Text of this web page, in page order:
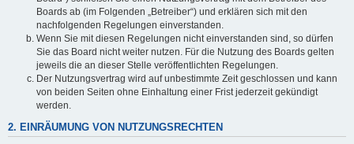
Boards ab (im Folgenden „Betreiber“) und erklären sich mit den
nachfolgenden Regelungen einverstanden.
Wenn Sie mit diesen Regelungen nicht einverstanden sind, so dürfen
Sie das Board nicht weiter nutzen. Für die Nutzung des Boards gelten
jeweils die an dieser Stelle veröffentlichten Regelungen.
Der Nutzungsvertrag wird auf unbestimmte Zeit geschlossen und kann
von beiden Seiten ohne Einhaltung einer Frist jederzeit gekündigt
werden.
2. EINRÄUMUNG VON NUTZUNGSRECHTEN